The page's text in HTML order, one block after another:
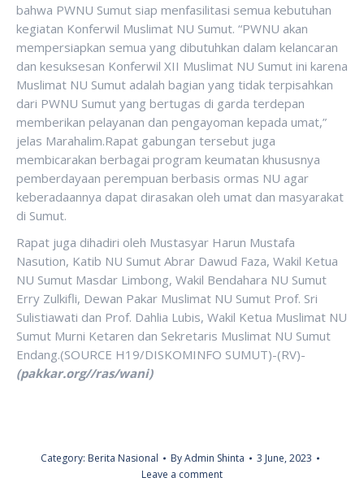
bahwa PWNU Sumut siap menfasilitasi semua kebutuhan
kegiatan Konferwil Muslimat NU Sumut. “PWNU akan
mempersiapkan semua yang dibutuhkan dalam kelancaran
dan kesuksesan Konferwil XII Muslimat NU Sumut ini karena
Muslimat NU Sumut adalah bagian yang tidak terpisahkan
dari PWNU Sumut yang bertugas di garda terdepan
memberikan pelayanan dan pengayoman kepada umat,”
jelas Marahalim.Rapat gabungan tersebut juga
membicarakan berbagai program keumatan khususnya
pemberdayaan perempuan berbasis ormas NU agar
keberadaannya dapat dirasakan oleh umat dan masyarakat
di Sumut.
Rapat juga dihadiri oleh Mustasyar Harun Mustafa
Nasution, Katib NU Sumut Abrar Dawud Faza, Wakil Ketua
NU Sumut Masdar Limbong, Wakil Bendahara NU Sumut
Erry Zulkifli, Dewan Pakar Muslimat NU Sumut Prof. Sri
Sulistiawati dan Prof. Dahlia Lubis, Wakil Ketua Muslimat NU
Sumut Murni Ketaren dan Sekretaris Muslimat NU Sumut
Endang.(SOURCE H19/DISKOMINFO SUMUT)-(RV)-
(pakkar.org//ras/wani)
Category: Berita Nasional ByAdmin Shinta
3 June, 2023
Leave a comment